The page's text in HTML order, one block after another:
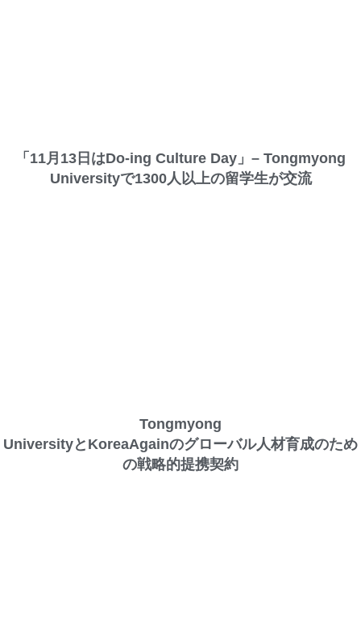
「11月13日はDo-ing Culture Day」– Tongmyong
Universityで1300人以上の留学生が交流
Tongmyong
UniversityとKoreaAgainのグローバル人材育成のため
の戦略的提携契約